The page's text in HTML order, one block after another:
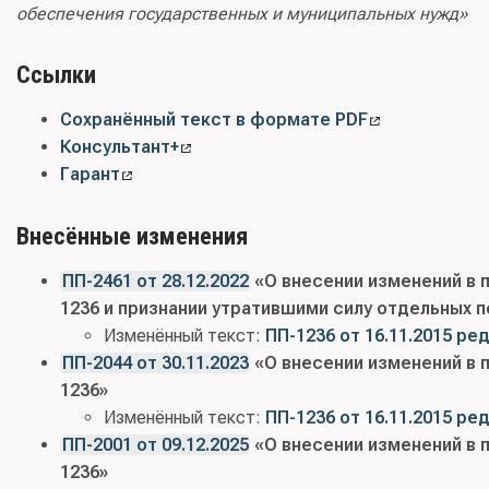
обеспечения государственных и муниципальных нужд»
Ссылки
Сохранённый текст в формате PDF
Консультант+
Гарант
Внесённые изменения
ПП-2461 от 28.12.2022 «О внесении изменений в
1236 и признании утратившими силу
Изменённый текст: ПП-1236 от 16.11.2015
ПП-2044 от 30.11.2023 «О внесении изменений в
1236»
Изменённый текст: ПП-1236 от 16.11.2015
ПП-2001 от 09.12.2025 «О внесении изменений в
1236»